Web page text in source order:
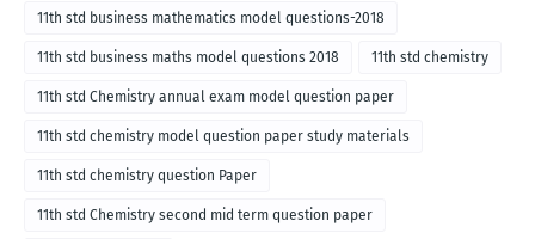
11th std business mathematics model questions-2018
11th std business maths model questions 2018 11th std chemistry
11th std Chemistry annual exam model question paper
11th std chemistry model question paper study materials
11th std chemistry question Paper
11th std Chemistry second mid term question paper